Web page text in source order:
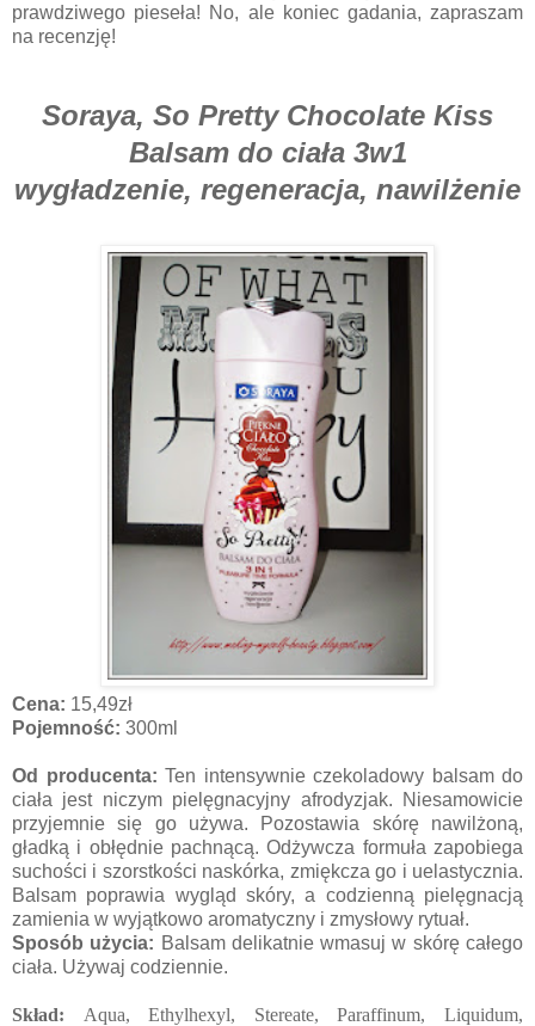
prawdziwego pieseła! No, ale koniec gadania, zapraszam
na recenzję!
Soraya, So Pretty Chocolate Kiss
Balsam do ciała 3w1
wygładzenie, regeneracja, nawilżenie
Cena: 15,49zł
Pojemność: 300ml
Od producenta: Ten intensywnie czekoladowy balsam do
ciała jest niczym pielęgnacyjny afrodyzjak. Niesamowicie
przyjemnie się go używa. Pozostawia skórę nawilżoną,
gładką i obłędnie pachnącą. Odżywcza formuła zapobiega
suchości i szorstkości naskórka, zmiękcza go i uelastycznia.
Balsam poprawia wygląd skóry, a codzienną pielęgnacją
zamienia w wyjątkowo aromatyczny i zmysłowy rytuał.
Sposób użycia: Balsam delikatnie wmasuj w skórę całego
ciała. Używaj codziennie.
Skład: Aqua, Ethylhexyl, Stereate, Paraffinum, Liquidum,